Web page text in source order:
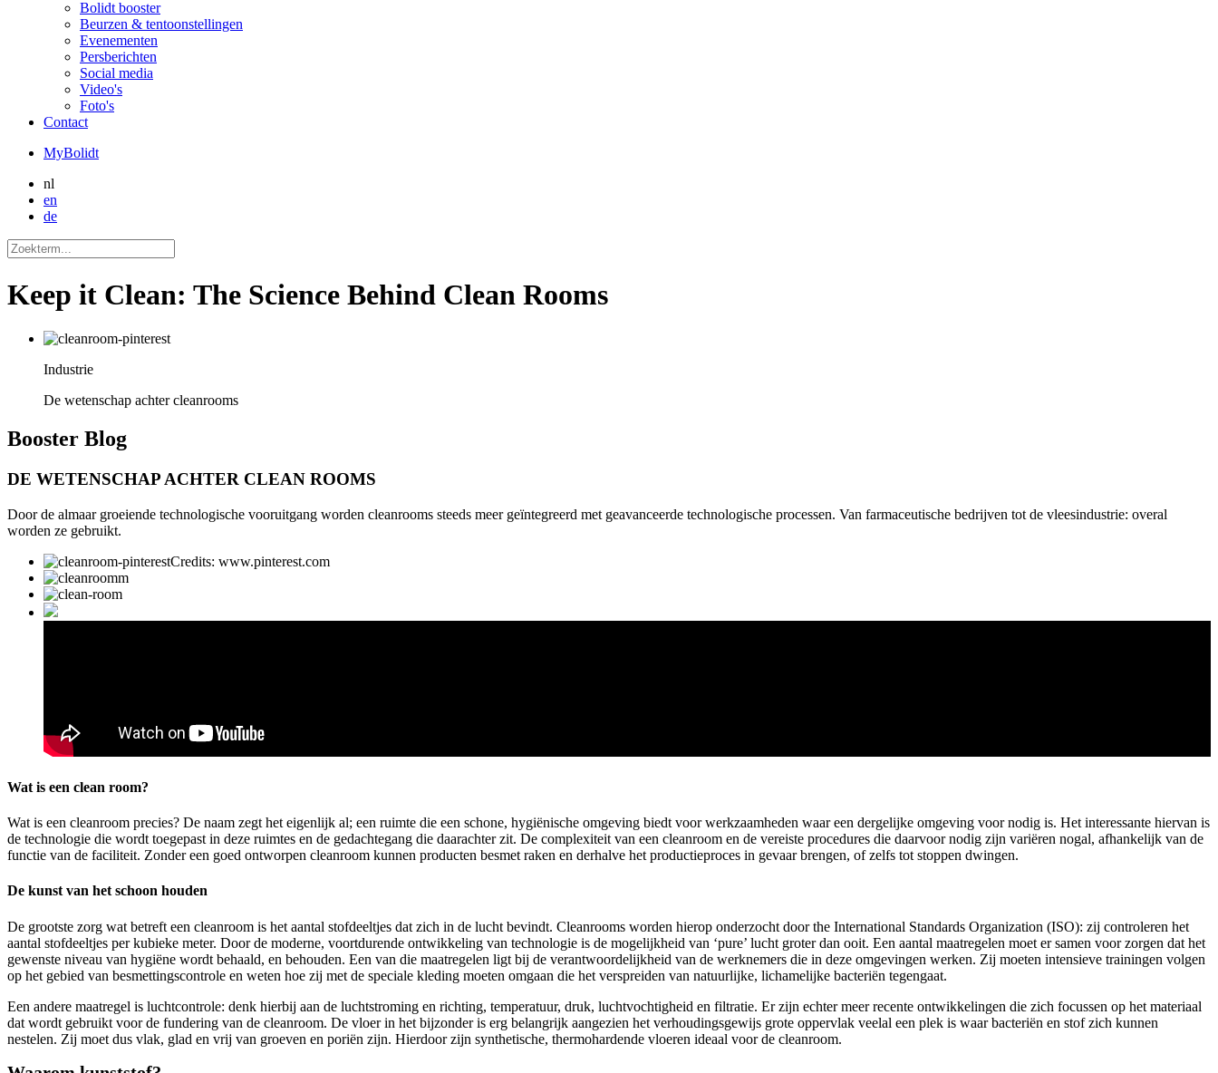
Bolidt booster
Beurzen & tentoonstellingen
Evenementen
Persberichten
Social media
Video's
Foto's
Contact
MyBolidt
nl
en
de
Keep it Clean: The Science Behind Clean Rooms
Industrie
De wetenschap achter cleanrooms
Booster Blog
DE WETENSCHAP ACHTER CLEAN ROOMS
Door de almaar groeiende technologische vooruitgang worden cleanrooms steeds meer geïntegreerd met geavanceerde technologische processen. Van farmaceutische bedrijven tot de vleesindustrie: overal
worden ze gebruikt.
Credits: www.pinterest.com
Wat is een clean room?
Wat is een cleanroom precies? De naam zegt het eigenlijk al; een ruimte die een schone, hygiënische omgeving biedt voor werkzaamheden waar een dergelijke omgeving voor nodig is. Het interessante hiervan is
de technologie die wordt toegepast in deze ruimtes en de gedachtegang die daarachter zit. De complexiteit van een cleanroom en de vereiste procedures die daarvoor nodig zijn variëren nogal, afhankelijk van de
functie van de faciliteit. Zonder een goed ontworpen cleanroom kunnen producten besmet raken en derhalve het productieproces in gevaar brengen, of zelfs tot stoppen dwingen.
De kunst van het schoon houden
De grootste zorg wat betreft een cleanroom is het aantal stofdeeltjes dat zich in de lucht bevindt. Cleanrooms worden hierop onderzocht door the International Standards Organization (ISO): zij controleren het
aantal stofdeeltjes per kubieke meter. Door de moderne, voortdurende ontwikkeling van technologie is de mogelijkheid van ‘pure’ lucht groter dan ooit. Een aantal maatregelen moet er samen voor zorgen dat het
gewenste niveau van hygiëne wordt behaald, en behouden. Een van die maatregelen ligt bij de verantwoordelijkheid van de werknemers die in deze omgevingen werken. Zij moeten intensieve trainingen volgen
op het gebied van besmettingscontrole en weten hoe zij met de speciale kleding moeten omgaan die het verspreiden van natuurlijke, lichamelijke bacteriën tegengaat.
Een andere maatregel is luchtcontrole: denk hierbij aan de luchtstroming en richting, temperatuur, druk, luchtvochtigheid en filtratie. Er zijn echter meer recente ontwikkelingen die zich focussen op het materiaal
dat wordt gebruikt voor de fundering van de cleanroom. De vloer in het bijzonder is erg belangrijk aangezien het verhoudingsgewijs grote oppervlak veelal een plek is waar bacteriën en stof zich kunnen
nestelen. Zij moet dus vlak, glad en vrij van groeven en poriën zijn. Hierdoor zijn synthetische, thermohardende vloeren ideaal voor de cleanroom.